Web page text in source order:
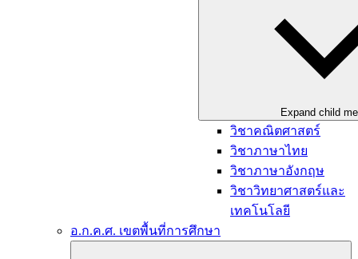
Expand child
วิชาคณิตศาสตร์
วิชาภาษาไทย
วิชาภาษาอังกฤษ
วิชาวิทยาศาสตร์และ
เทคโนโลยี
อ.ก.ค.ศ. เขตพื้นที่การศึกษา